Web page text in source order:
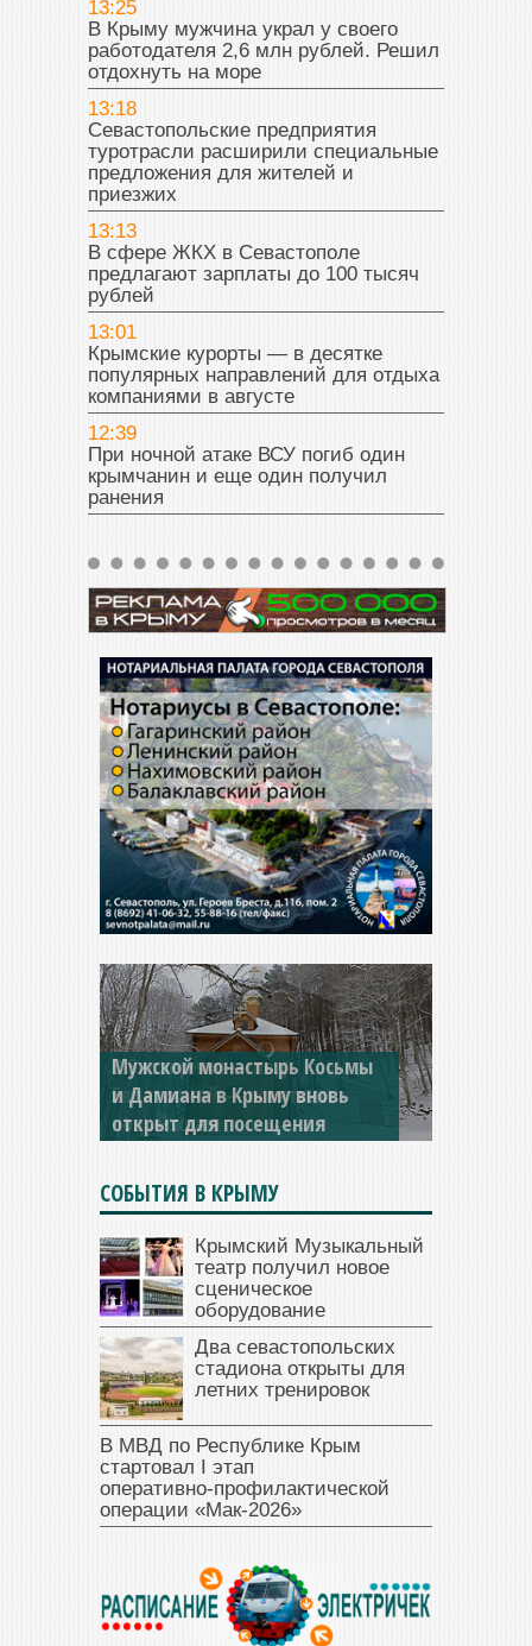
13:25
В Крыму мужчина украл у своего
работодателя 2,6 млн рублей. Решил
отдохнуть на море
13:18
Севастопольские предприятия
туротрасли расширили специальные
предложения для жителей и
приезжих
13:13
В сфере ЖКХ в Севастополе
предлагают зарплаты до 100 тысяч
рублей
13:01
Крымские курорты — в десятке
популярных направлений для отдыха
компаниями в августе
12:39
При ночной атаке ВСУ погиб один
крымчанин и еще один получил
ранения
Мужской монастырь Косьмы
и Дамиана в Крыму вновь
открыт для посещения
СОБЫТИЯ В КРЫМУ
Крымский Музыкальный
театр получил новое
сценическое
оборудование
Два севастопольских
стадиона открыты для
летних тренировок
В МВД по Республике Крым
стартовал I этап
оперативно‑профилактической
операции «Мак‑2026»